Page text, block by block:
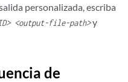
personalizada, escriba
<output-file-path>y
de